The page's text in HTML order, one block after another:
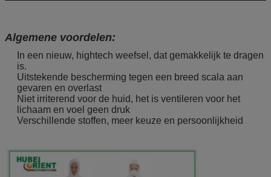
Algemene voordelen:
In een nieuw, hightech weefsel, dat gemakkelijk te dragen
is.
Uitstekende bescherming tegen een breed scala aan
gevaren en overlast
Niet irriterend voor de huid, het is ventileren voor het
lichaam en voel geen druk
Verschillende stoffen, meer keuze en persoonlijkheid